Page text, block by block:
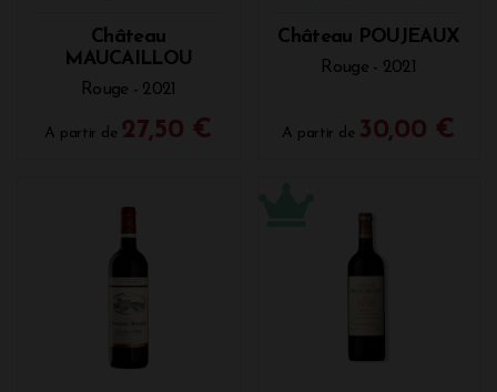
Château
MAUCAILLOU
Rouge - 2021
A partir de 27,50 €
Château POUJEAUX
Rouge - 2021
A partir de 30,00 €